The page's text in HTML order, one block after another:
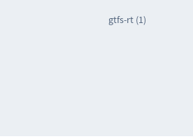
gtfs-rt (1)